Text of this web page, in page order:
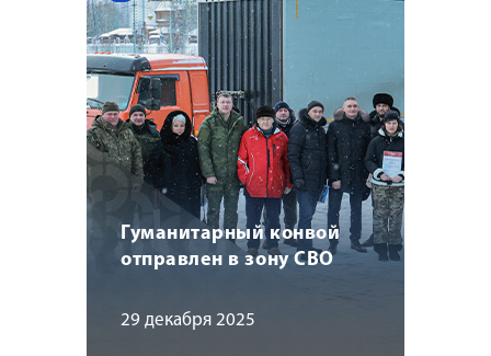
Гуманитарный конвой
отправлен в зону СВО
29 декабря 2025